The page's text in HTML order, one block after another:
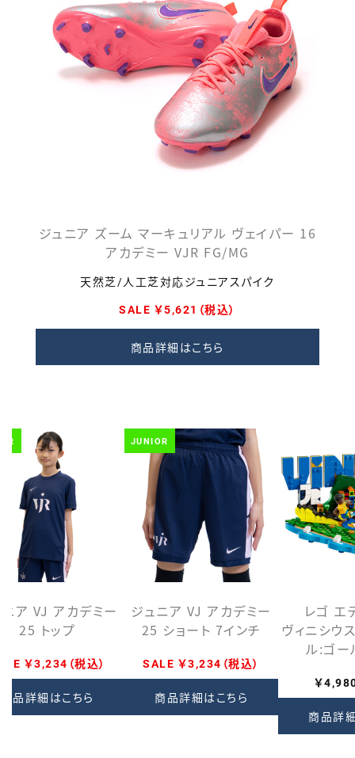
ジュニア ズーム マーキュリアル ヴェイパー 16
アカデミー VJR FG/MG
天然芝/人工芝対応ジュニアスパイク
SALE ￥5,621（税込）
商品詳細はこちら
ア VJ アカデミー
25 トップ
￥3,234（税込）
商品詳細はこちら
ジュニア VJ アカデミー
25 ショート 7インチ
SALE ￥3,234（税込）
商品詳細はこちら
JUNIOR
レゴ エ
ヴィニシウ
ル:ゴー
￥
商品詳